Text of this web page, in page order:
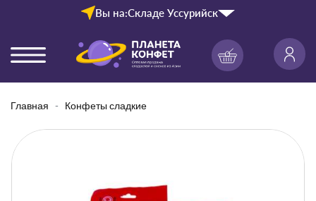
Вы на:Складе Уссурийск
Главная Конфеты сладкие